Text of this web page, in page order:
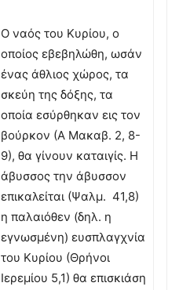
Ο ναός του Κυρίου, ο
οποίος εβεβηλώθη, ωσάν
ένας άθλιος χώρος, τα
σκεύη της δόξης, τα
οποία εσύρθηκαν εις τον
βούρκον (Α Μακαβ. 2, 8-
9), θα γίνουν καταιγίς. Η
άβυσσος την άβυσσον
επικαλείται (Ψαλμ. 41,8)
η παλαιόθεν (δηλ. η
εγνωσμένη) ευσπλαγχνία
του Κυρίου (Θρήνοι
Ιερεμίου 5,1) θα επισκιάση